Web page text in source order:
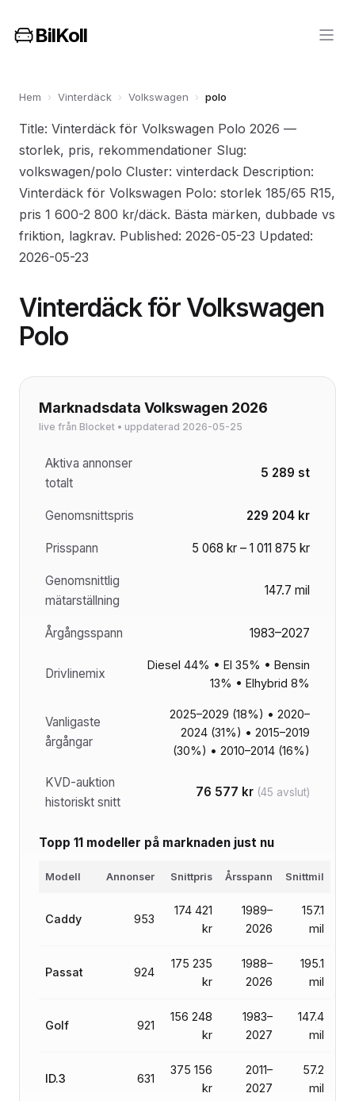
BilKoll
Hem › Vinterdäck › Volkswagen › polo
Title: Vinterdäck för Volkswagen Polo 2026 —
storlek, pris, rekommendationer Slug:
volkswagen/polo Cluster: vinterdack Description:
Vinterdäck för Volkswagen Polo: storlek 185/65 R15,
pris 1 600-2 800 kr/däck. Bästa märken, dubbade vs
friktion, lagkrav. Published: 2026-05-23 Updated:
2026-05-23
Vinterdäck för Volkswagen
Polo
Marknadsdata Volkswagen 2026
live från Blocket • uppdaterad 2026-05-25
Aktiva annonser
totalt
5 289 st
Genomsnittspris 229 204 kr
Prisspann 5 068 kr – 1 011 875 kr
Genomsnittlig
mätarställning
147.7 mil
Årgångsspann 1983–2027
Drivlinemix
Diesel 44% • El 35% • Bensin
13% • Elhybrid 8%
Vanligaste
årgångar
2025–2029 (18%) • 2020–
2024 (31%) • 2015–2019
(30%) • 2010–2014 (16%)
KVD-auktion
historiskt snitt
76 577 kr (45 avslut)
Topp 11 modeller på marknaden just nu
Modell Annonser Snittpris Årsspann Snittmil
Caddy 953
174 421
kr
1989–
2026
157.1
mil
Passat 924
175 235
kr
1988–
2026
195.1
mil
Golf 921
156 248
kr
1983–
2027
147.4
mil
ID.3 631
375 156
kr
2011–
2027
57.2
mil